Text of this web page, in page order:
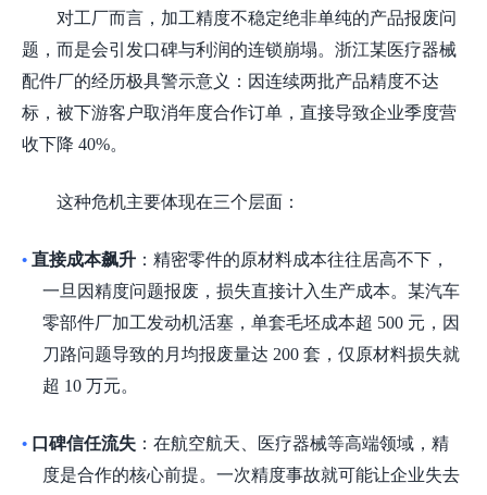
对工厂而言，加工精度不稳定绝非单纯的产品报废问
题，而是会引发口碑与利润的连锁崩塌。浙江某医疗器械
配件厂的经历极具警示意义：因连续两批产品精度不达
标，被下游客户取消年度合作订单，直接导致企业季度营
收下降 40%。
这种危机主要体现在三个层面：
• 直接成本飙升 ：精密零件的原材料成本往往居高不下，
一旦因精度问题报废，损失直接计入生产成本。某汽车
零部件厂加工发动机活塞，单套毛坯成本超 500 元，因
刀路问题导致的月均报废量达 200 套，仅原材料损失就
超 10 万元。
• 口碑信任流失 ：在航空航天、医疗器械等高端领域，精
度是合作的核心前提。一次精度事故就可能让企业失去